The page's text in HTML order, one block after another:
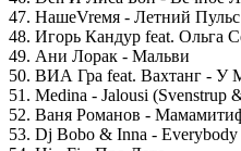
47. НашеVrемя - Летний Пульс
48. Игорь Кандур feat. Ольга
49. Ани Лорак - Мальви
50. ВИА Гра feat. Вахтанг - У
51. Medina - Jalousi (Svenstrup
52. Ваня Романов -
53. Dj Bobo & Inna - Everybody